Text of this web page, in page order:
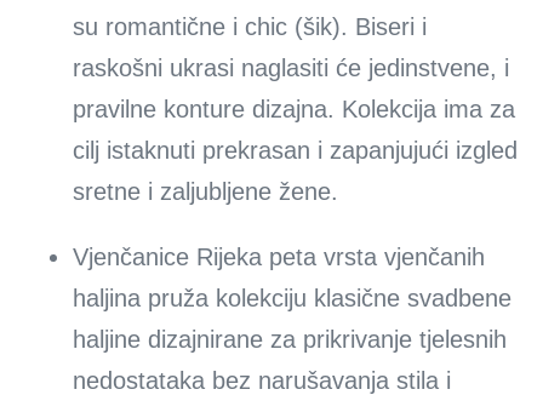
su romantične i chic (šik). Biseri i
raskošni ukrasi naglasiti će jedinstvene, i
pravilne konture dizajna. Kolekcija ima za
cilj istaknuti prekrasan i zapanjujući izgled
sretne i zaljubljene žene.
Vjenčanice Rijeka peta vrsta vjenčanih
haljina pruža kolekciju klasične svadbene
haljine dizajnirane za prikrivanje tjelesnih
nedostataka bez narušavanja stila i